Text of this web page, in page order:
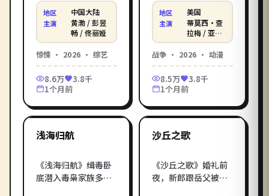
节惊人吻合。张猛执
导的2026年中国大陆
惊悚话题之作，黄
渤、彭昱畅等实力派
加盟。影库《子夜密
令》免费高清在线观
看电影服务，每日同
步院线网络新片。
地区 中国大陆
主演
黄渤 / 彭昱
畅 / 佟丽娅
惊悚 · 2026 · 综艺
8.6万
3.8千
1个月前
蒂莫西·查拉梅 / 亚
当·德赖弗 / 奥斯卡·
伊萨克倾情演绎。战
时医院里，外科军医
与敌方俘虏之间逐渐
生出复杂羁绊。在影
库电影在线观看_在线
观看电影，无广告免
费高清在线观看。
地区 美国
主演
蒂莫西·查
拉梅 / 亚当
·德赖弗 /
奥斯卡·伊
萨克 等
战争 · 2026 · 动漫
8.5万
3.8千
1个月前
最新
浅海归航
《浅海归航》缉毒卧
底潜入毒枭家族多
最新
沙丘之歌
《沙丘之歌》婚礼前
夜，新郎跟岳父被反